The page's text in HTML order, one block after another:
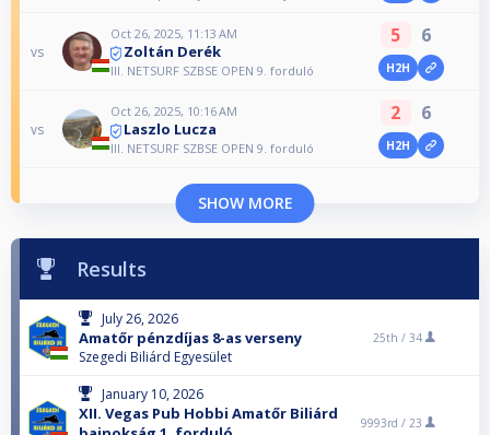
vs
Oct 26, 2025, 11:13 AM
Zoltán Derék
III. NETSURF SZBSE OPEN 9. forduló
5 6
H2H
vs
Oct 26, 2025, 10:16 AM
Laszlo Lucza
III. NETSURF SZBSE OPEN 9. forduló
2 6
H2H
SHOW MORE
Results
July 26, 2026
Amatőr pénzdíjas 8-as verseny
Szegedi Biliárd Egyesület
25th / 34
January 10, 2026
XII. Vegas Pub Hobbi Amatőr Biliárd
9993rd / 23